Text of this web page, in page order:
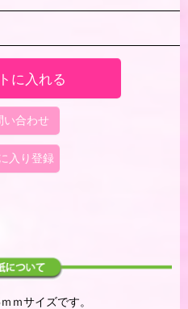
に入れる
い合わせ
入り登録
ｍサイズです。